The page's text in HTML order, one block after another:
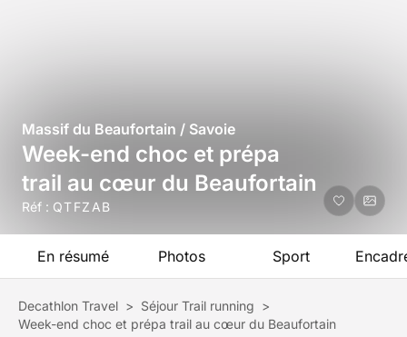
Massif du Beaufortain / Savoie
Week-end choc et prépa
trail au cœur du Beaufortain
Réf : QTFZAB
En résumé Photos Sport
Decathlon Travel > Séjour Trail running >
Week-end choc et prépa trail au cœur du Beaufortain